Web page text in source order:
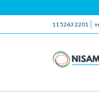
11 5263 2201